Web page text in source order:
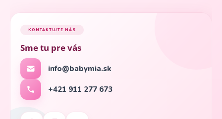
KONTAKTUJTE NÁS
Sme tu pre vás
info@babymia.sk
+421 911 277 673